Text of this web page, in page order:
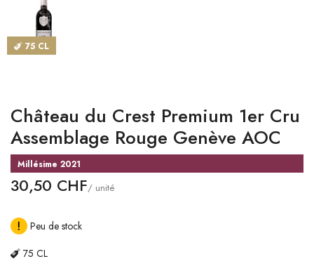
MAGASINS
CONTACT
Langue
Devise
75 CL
Château du Crest Premium 1er Cru
Assemblage Rouge Genève AOC
Millésime 2021
30,50 CHF/ unité
Peu de stock
75 CL